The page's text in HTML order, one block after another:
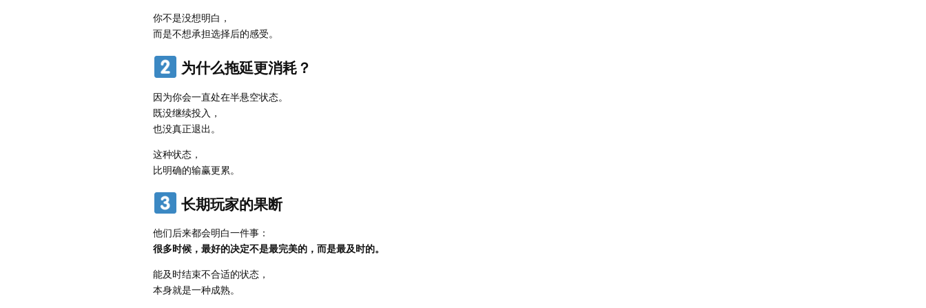
你不是没想明白，
而是不想承担选择后的感受。
为什么拖延更消耗？
因为你会一直处在半悬空状态。
既没继续投入，
也没真正退出。
这种状态，
比明确的输赢更累。
长期玩家的果断
他们后来都会明白一件事：
很多时候，最好的决定不是最完美的，而是最及时的。
能及时结束不合适的状态，
本身就是一种成熟。